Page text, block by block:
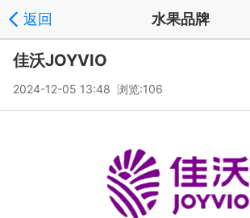
返回 水果品牌
佳沃JOYVIO
2024-12-05 13:48 浏览:106